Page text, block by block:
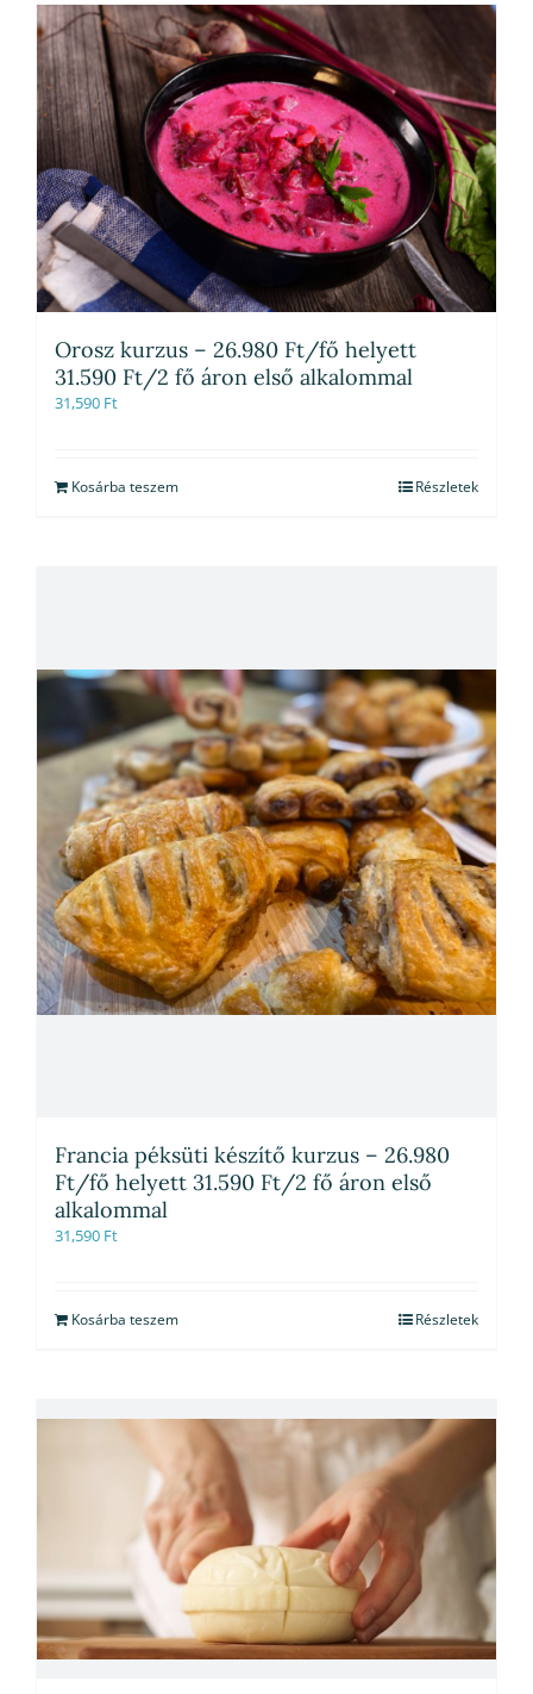
Orosz kurzus – 26.980 Ft/fő helyett
31.590 Ft/2 fő áron első alkalommal
31,590 Ft
Kosárba teszem Részletek
Francia péksüti készítő kurzus – 26.980
Ft/fő helyett 31.590 Ft/2 fő áron első
alkalommal
31,590 Ft
Kosárba teszem Részletek